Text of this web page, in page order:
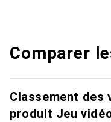
Comparer
Classement des
produit Jeu